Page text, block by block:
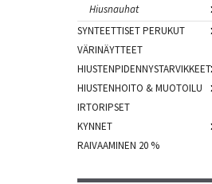
Hiusnauhat
SYNTEETTISET PERUKUT
VÄRINÄYTTEET
HIUSTENPIDENNYSTARVIKKEET
HIUSTENHOITO & MUOTOILU
IRTORIPSET
KYNNET
RAIVAAMINEN 20 %